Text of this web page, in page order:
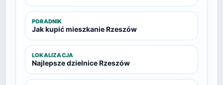
PORADNIK
Jak kupić mieszkanie Rzeszów
LOKALIZACJA
Najlepsze dzielnice Rzeszów